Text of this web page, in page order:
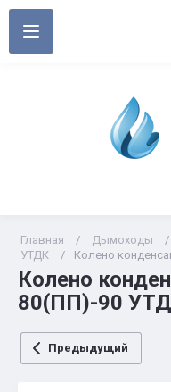
Главная / Дымоходы /
УТДК
/ Колено
Колено
80(ПП)-90
Предыдущий